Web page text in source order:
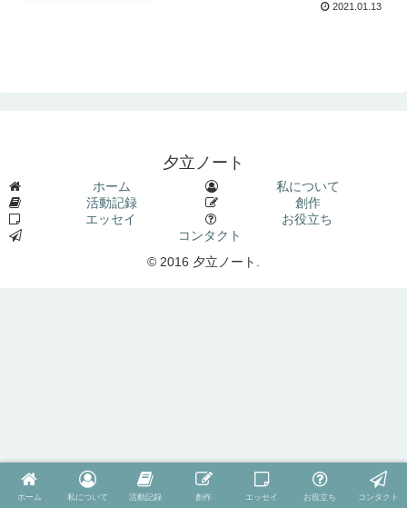
2021.01.13
夕立ノート
ホーム
私について
活動記録
創作
エッセイ
お役立ち
コンタクト
© 2016 夕立ノート.
ホーム 私について 活動記録 創作 エッセイ お役立ち コンタクト